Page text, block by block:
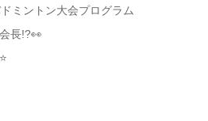
ミントン大会プログラム
長!?👀